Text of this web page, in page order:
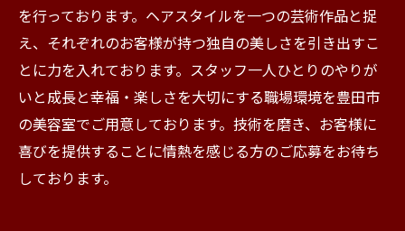
を行っております。ヘアスタイルを一つの芸術作品と捉
え、それぞれのお客様が持つ独自の美しさを引き出すこ
とに力を入れております。スタッフ一人ひとりのやりが
いと成長と幸福・楽しさを大切にする職場環境を豊田市
の美容室でご用意しております。技術を磨き、お客様に
喜びを提供することに情熱を感じる方のご応募をお待ち
しております。